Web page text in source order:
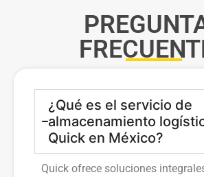
¿Qué es el servicio de
almacenamiento
Quick en México?
Quick ofrece soluciones